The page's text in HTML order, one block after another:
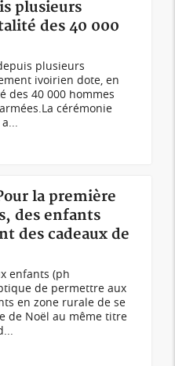
plusieurs
des 40 000
plusieurs
ivoirien dote, en
des 40 000 hommes
cérémonie
la première
des enfants
des cadeaux de
enfants (ph
de permettre aux
en zone rurale de se
de Noël au même titre